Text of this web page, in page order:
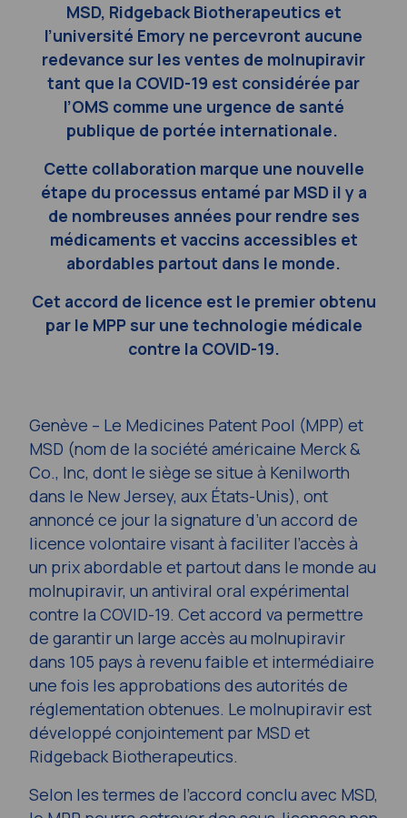
MSD, Ridgeback Biotherapeutics et
l’université Emory ne percevront aucune
redevance sur les ventes de molnupiravir
tant que la COVID-19 est considérée par
l’OMS comme une urgence de santé
publique de portée internationale.
Cette collaboration marque une nouvelle
étape du processus entamé par MSD il y a
de nombreuses années pour rendre ses
médicaments et vaccins accessibles et
abordables partout dans le monde.
Cet accord de licence est le premier obtenu
par le MPP sur une technologie médicale
contre la COVID-19.
Genève – Le Medicines Patent Pool (MPP) et
MSD (nom de la société américaine Merck &
Co., Inc, dont le siège se situe à Kenilworth
dans le New Jersey, aux États-Unis), ont
annoncé ce jour la signature d’un accord de
licence volontaire visant à faciliter l’accès à
un prix abordable et partout dans le monde au
molnupiravir, un antiviral oral expérimental
contre la COVID-19. Cet accord va permettre
de garantir un large accès au molnupiravir
dans 105 pays à revenu faible et intermédiaire
une fois les approbations des autorités de
réglementation obtenues. Le molnupiravir est
développé conjointement par MSD et
Ridgeback Biotherapeutics.
Selon les termes de l’accord conclu avec MSD,